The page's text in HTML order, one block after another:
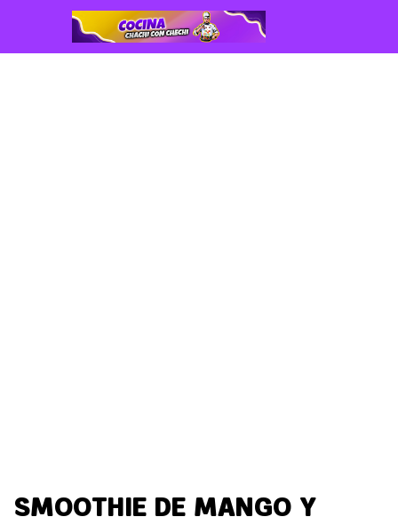
SMOOTHIE DE MANGO Y